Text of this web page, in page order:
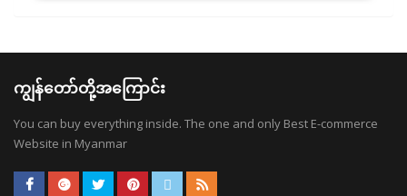
ကျွန်တော်တို့အကြောင်း
You can buy everything inside. The one and only Best E-commerce
Website in Myanmar